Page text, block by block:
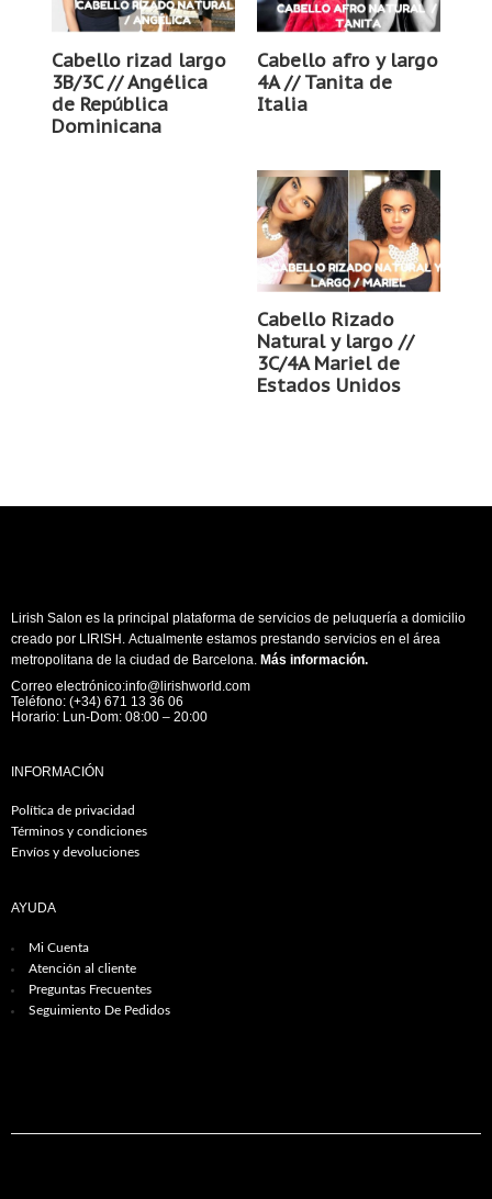
Cabello rizad largo
3B/3C // Angélica
de República
Dominicana
Cabello afro y largo
4A // Tanita de
Italia
Cabello Rizado
Natural y largo //
3C/4A Mariel de
Estados Unidos
Lirish Salon es la principal plataforma de servicios de peluquería a domicilio
creado por LIRISH. Actualmente estamos prestando servicios en el área
metropolitana de la ciudad de Barcelona. Más información.
Correo electrónico:info@lirishworld.com
Teléfono: (+34) 671 13 36 06
Horario: Lun-Dom: 08:00 – 20:00
INFORMACIÓN
Política de privacidad
Términos y condiciones
Envíos y devoluciones
AYUDA
Mi Cuenta
Atención al cliente
Preguntas Frecuentes
Seguimiento De Pedidos